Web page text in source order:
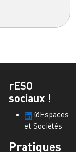
rESO
sociaux !
@Espaces
et Sociétés
Pratiques